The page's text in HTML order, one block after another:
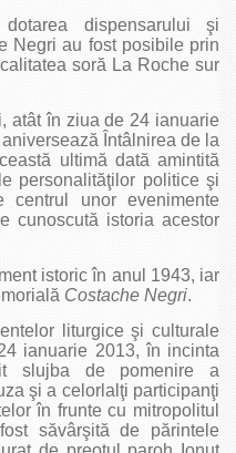
dispensarului şi
Negri au fost posibile prin
soră La Roche sur
atât în ziua de 24 ianuarie
Întâlnirea de la
ultimă dată amintită
personalităţilor politice şi
centrul unor evenimente
cunoscută istoria acestor
istoric în anul 1943, iar
Costache Negri.
liturgice şi culturale
ianuarie 2013, în incinta
slujba de pomenire a
şi a celorlalţi participanţi
în frunte cu mitropolitul
săvârşită de părintele